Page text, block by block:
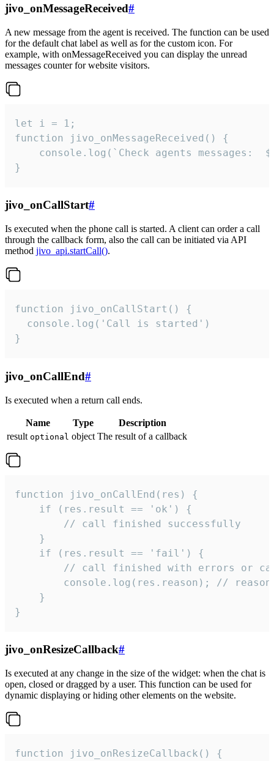
jivo_onMessageReceived#
A new message from the agent is received. The function can be used
for the default chat label as well as for the custom icon. For
example, with onMessageReceived you can display the unread
messages counter for website visitors.
let i = 1;
function jivo_onMessageReceived() {
}
jivo_onCallStart#
Is executed when the phone call is started. A client can order a call
through the callback form, also the call can be initiated via API
method jivo_api.startCall().
function jivo_onCallStart() {
  console.log('Call is started')
}
jivo_onCallEnd#
Is executed when a return call ends.
Name Type
Description
result optional object The result of a callback
function jivo_onCallEnd(res) {
    if (res.result == 'ok') {
        // call finished successfully
    }
    if (res.result == 'fail') {
// call finished with errors or
console.log(res.reason); //
    }
}
jivo_onResizeCallback#
Is executed at any change in the size of the widget: when the chat is
open, closed or dragged by a user. This function can be used for
dynamic displaying or hiding other elements on the website.
function jivo_onResizeCallback() {